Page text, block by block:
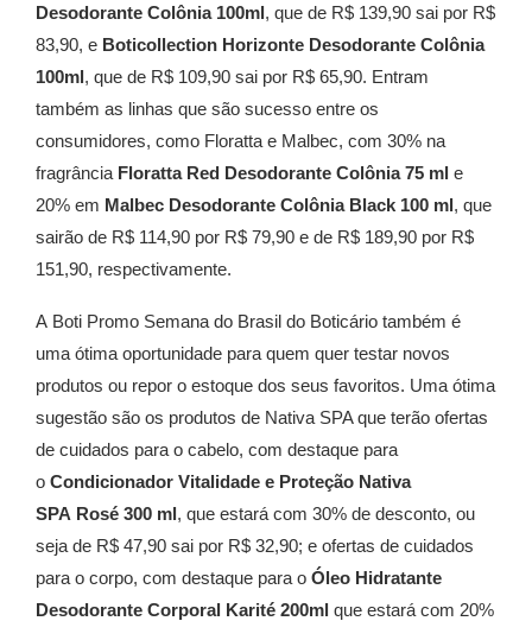
Desodorante Colônia 100ml, que de R$ 139,90 sai por R$
83,90, e Boticollection Horizonte Desodorante Colônia
100ml, que de R$ 109,90 sai por R$ 65,90. Entram
também as linhas que são sucesso entre os
consumidores, como Floratta e Malbec, com 30% na
fragrância FlorattaRed Desodorante Colônia 75 ml e
20% em Malbec Desodorante Colônia Black 100 ml, que
sairão de R$ 114,90 por R$ 79,90 e de R$ 189,90 por R$
151,90, respectivamente.
A Boti Promo Semana do Brasil do Boticário também é
uma ótima oportunidade para quem quer testar novos
produtos ou repor o estoque dos seus favoritos. Uma ótima
sugestão são os produtos de Nativa SPA que terão ofertas
de cuidados para o cabelo, com destaque para
o Condicionador Vitalidade e Proteção Nativa
SPA Rosé 300 ml, que estará com 30% de desconto, ou
seja de R$ 47,90 sai por R$ 32,90; e ofertas de cuidados
para o corpo, com destaque para o Óleo Hidratante
Desodorante Corporal Karité 200ml que estará com 20%